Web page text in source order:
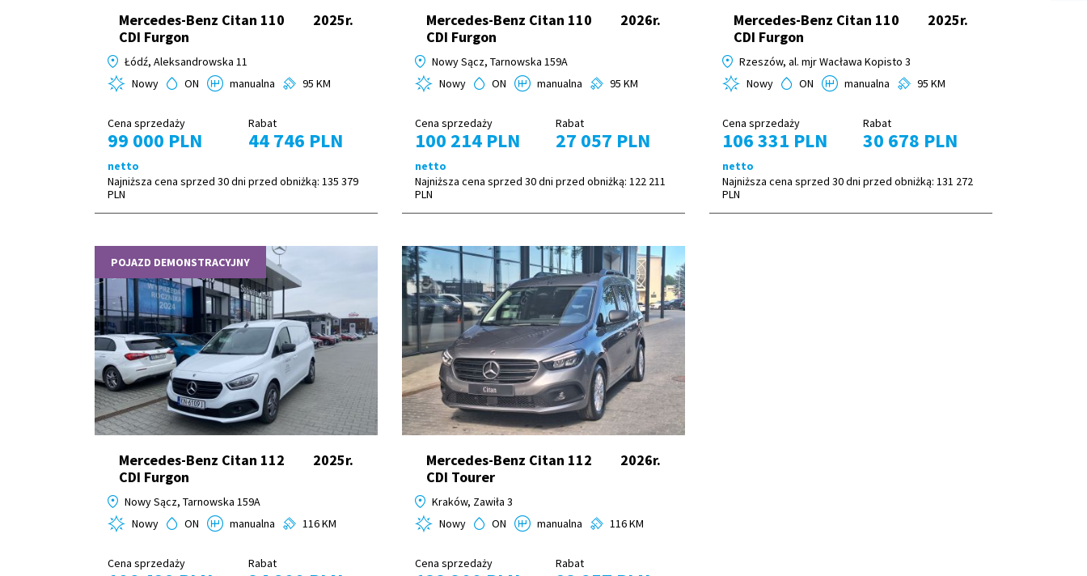
Mercedes-Benz Citan 110
CDI Furgon
2025r.
Łódź, Aleksandrowska 11
Nowy
ON manualna 95 KM
Cena sprzedaży
99 000 PLN
netto
Rabat
44 746 PLN
Najniższa cena sprzed 30 dni przed obniżką: 135 379
PLN
Mercedes-Benz Citan 110
CDI Furgon
2026r.
Nowy Sącz, Tarnowska 159A
Nowy
ON manualna 95 KM
Cena sprzedaży
100 214 PLN
netto
Rabat
27 057 PLN
Najniższa cena sprzed 30 dni przed obniżką: 122 211
PLN
Mercedes-Benz Citan 110
CDI Furgon
2025r.
Rzeszów, al. mjr Wacława Kopisto 3
Nowy
ON manualna 95 KM
Cena sprzedaży
106 331 PLN
netto
Rabat
30 678 PLN
Najniższa cena sprzed 30 dni przed obniżką: 131 272
PLN
POJAZD DEMONSTRACYJNY
Mercedes-Benz Citan 112
CDI Furgon
2025r.
Nowy Sącz, Tarnowska 159A
Nowy
ON manualna 116 KM
Cena sprzedaży Rabat
Mercedes-Benz Citan 112
CDI Tourer
2026r.
Kraków, Zawiła 3
Nowy
ON manualna 116 KM
Cena sprzedaży Rabat